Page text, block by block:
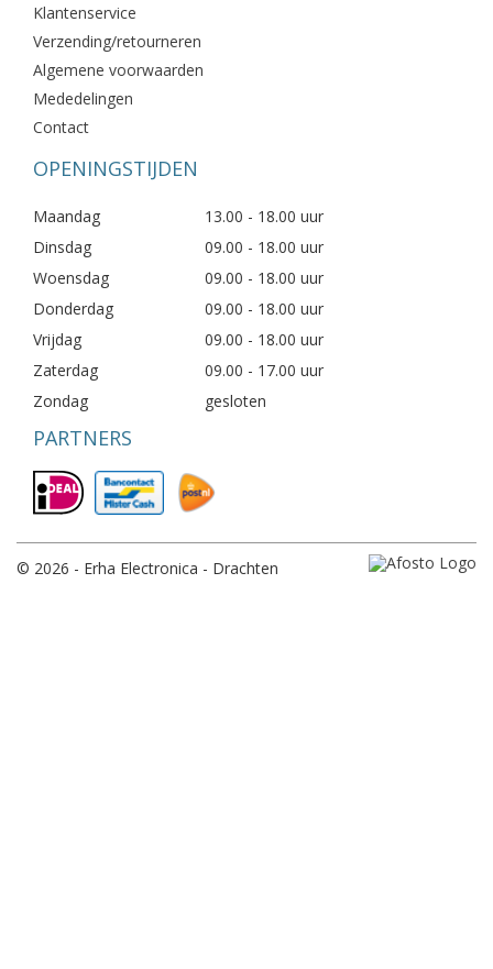
Klantenservice
Verzending/retourneren
Algemene voorwaarden
Mededelingen
Contact
OPENINGSTIJDEN
Maandag
13.00 - 18.00 uur
Dinsdag
09.00 - 18.00 uur
Woensdag
09.00 - 18.00 uur
Donderdag
09.00 - 18.00 uur
Vrijdag
09.00 - 18.00 uur
Zaterdag
09.00 - 17.00 uur
Zondag
gesloten
PARTNERS
© 2026 - Erha Electronica - Drachten